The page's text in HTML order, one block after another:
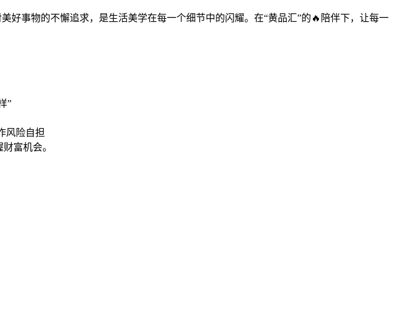
好事物的不懈追求，是生活美学在每一个细节中的闪耀。在“黄品汇”的🔥陪伴下，让每一
”
风险自担
富机会。